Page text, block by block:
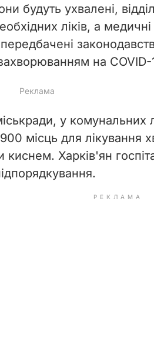
будуть ухвалені,
ліків, а
захворюванням на
у комунальних
місць для лікування
киснем. Харків'ян
РЕКЛАМА